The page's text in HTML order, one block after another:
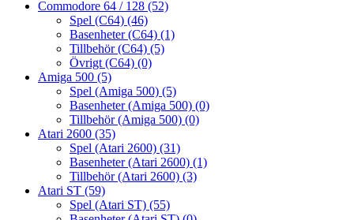
Commodore 64 / 128 (52)
Spel (C64) (46)
Basenheter (C64) (1)
Tillbehör (C64) (5)
Övrigt (C64) (0)
Amiga 500 (5)
Spel (Amiga 500) (5)
Basenheter (Amiga 500) (0)
Tillbehör (Amiga 500) (0)
Atari 2600 (35)
Spel (Atari 2600) (31)
Basenheter (Atari 2600) (1)
Tillbehör (Atari 2600) (3)
Atari ST (59)
Spel (Atari ST) (55)